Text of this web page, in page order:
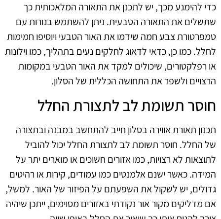
כדי להימנע מכך, יש לתכנן את התאורה המלאכותית כך
שתשלים את התאורה הטבעית. ניתן להשתמש בנורות עם
טמפרטורת צבע חמה שידמו את האור הטבעי ויוסיפו חמימות
לחלל. כמו כן, כדאי לדאוג לחלקים נעים בתהליך, כמו וילונות
או רפלקטורים, שיכולים למקד את האור הטבעי במקומות
הרצויים ולשפר את התחושה הכללית של הסלון.
חוסר תשומת לב לתצורת החלל
תכנון תאורת אווירה בסלון חייב להתחשב במבנה ובתצורה
של החלל. חוסר תשומת לב לתצורת החלל יכול להוביל
לתוצאות לא רצויות, כמו אזורים חשוכים או מוארים יתר על
המידה. כאשר ישנם אלמנטים כמו עמודים, קירות או רהיטים
גדולים, יש לשקול את השפעתם על הפיזור של האור. למשל,
אם מדליקים מקור אור נקודתי באזורים מסוימים, ייתכן שיהיה